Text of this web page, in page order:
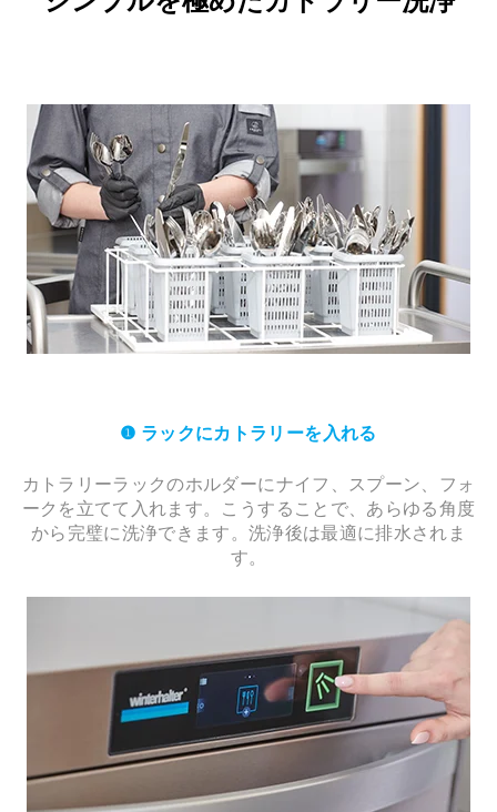
❶ ラックにカトラリーを入れる
カトラリーラックのホルダーにナイフ、スプーン、フォ
ークを立てて入れます。こうすることで、あらゆる角度
から完璧に洗浄できます。洗浄後は最適に排水されま
す。